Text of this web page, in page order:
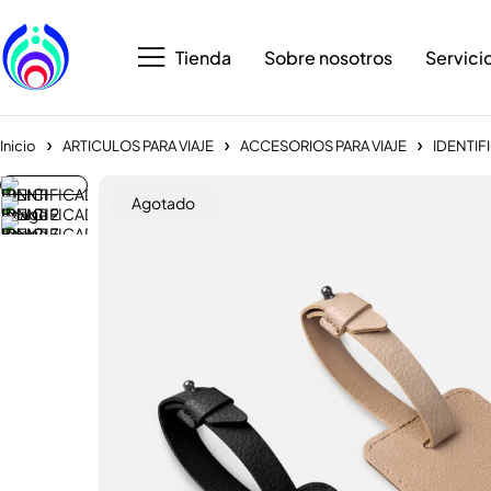
Tienda Sobre nosotros
Inicio ARTICULOS PARA VIAJE ACCESORIOS PARA VIAJE
Agotado